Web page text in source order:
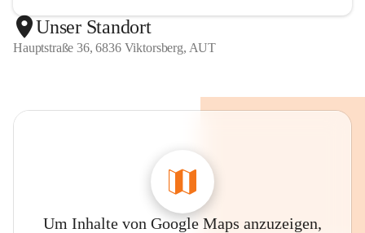
Unser Standort
Hauptstraße 36, 6836 Viktorsberg, AUT
Um Inhalte von Google Maps anzuzeigen,